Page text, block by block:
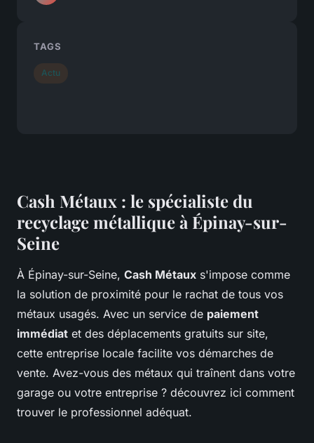
Cash Métaux : le spécialiste du
recyclage métallique à Épinay-sur-
Seine
À Épinay-sur-Seine, Cash Métaux s'impose comme
la solution de proximité pour le rachat de tous vos
métaux usagés. Avec un service de paiement
immédiat et des déplacements gratuits sur site,
cette entreprise locale facilite vos démarches de
vente. Avez-vous des métaux qui traînent dans votre
garage ou votre entreprise ? découvrez ici comment
trouver le professionnel adéquat.
TAGS
Actu